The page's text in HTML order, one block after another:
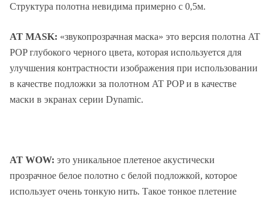
Структура полотна невидима примерно с 0,5м.
AT MASK: «звукопрозрачная маска» это версия полотна AT
POP глубокого черного цвета, которая используется для
улучшения контрастности изображения при использовании
в качестве подложки за полотном AT POP и в качестве
маски в экранах серии Dynamic.
AT WOW: это уникальное плетеное акустически
прозрачное белое полотно с белой подложкой, которое
использует очень тонкую нить. Такое тонкое плетение